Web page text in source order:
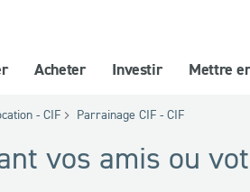
Acheter Investir Mettre
- CIF Parrainage CIF - CIF
vos amis ou